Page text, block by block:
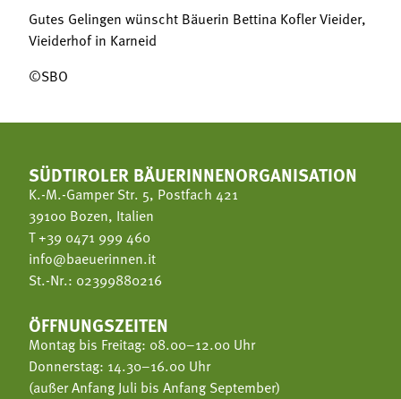
Gutes Gelingen wünscht Bäuerin Bettina Kofler Vieider,
Vieiderhof in Karneid
©SBO
SÜDTIROLER BÄUERINNENORGANISATION
K.-M.-Gamper Str. 5, Postfach 421
39100 Bozen, Italien
T+39 0471 999 460
info@baeuerinnen.it
St.-Nr.: 02399880216
ÖFFNUNGSZEITEN
Montag bis Freitag: 08.00–12.00 Uhr
Donnerstag: 14.30–16.00 Uhr
(außer Anfang Juli bis Anfang September)